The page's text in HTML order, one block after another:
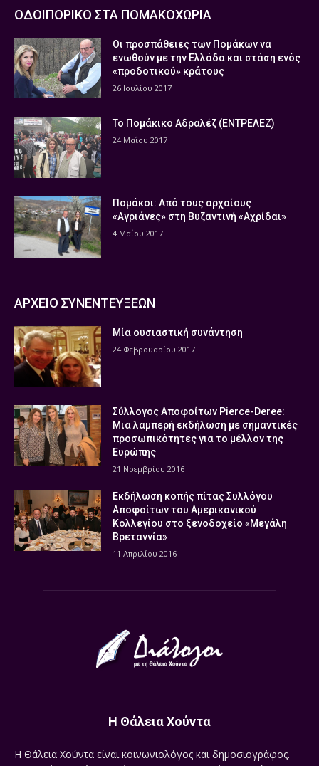
ΟΔΟΙΠΟΡΙΚΟ ΣΤΑ ΠΟΜΑΚΟΧΩΡΙΑ
Οι προσπάθειες των Πομάκων να
ενωθούν με την Ελλάδα και στάση ενός
«προδοτικού» κράτους
26 Ιουλίου 2017
Το Πομάκικο Αδραλέζ (ΕΝΤΡΕΛΕΖ)
24 Μαΐου 2017
Πομάκοι: Από τους αρχαίους
«Αγριάνες» στη Βυζαντινή «Αχρίδαι»
4 Μαΐου 2017
ΑΡΧΕΙΟ ΣΥΝΕΝΤΕΥΞΕΩΝ
Μία ουσιαστική συνάντηση
24 Φεβρουαρίου 2017
Σύλλογος Αποφοίτων Pierce-Deree:
Μια λαμπερή εκδήλωση με σημαντικές
προσωπικότητες για το μέλλον της
Ευρώπης
21 Νοεμβρίου 2016
Εκδήλωση κοπής πίτας Συλλόγου
Αποφοίτων του Αμερικανικού
Κολλεγίου στο ξενοδοχείο «Μεγάλη
Βρεταννία»
11 Απριλίου 2016
Η Θάλεια Χούντα
Η Θάλεια Χούντα είναι κοινωνιολόγος και δημοσιογράφος.